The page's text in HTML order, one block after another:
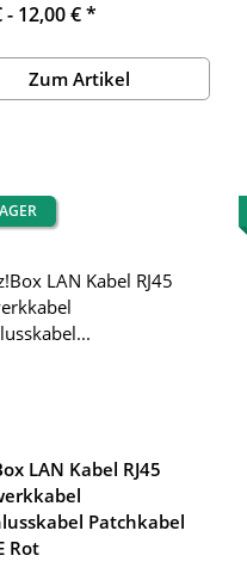
- 12,00 €*
Zum Artikel
LAN Kabel RJ45
Patchkabel
Rot